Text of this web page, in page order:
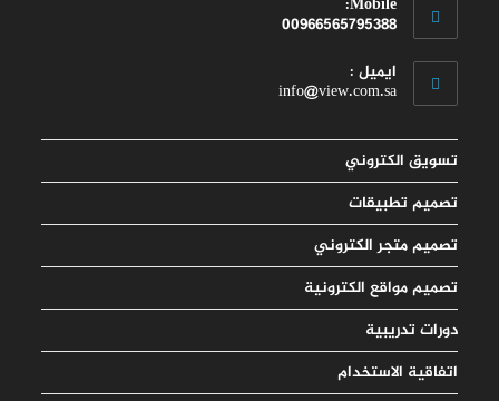
in
your
application
00966565795388
in
your
ايميل :
info@view.com.sa
Opens
تسويق الكتروني
تصميم تطبيقات
تصميم متجر الكتروني
تصميم مواقع الكترونية
دورات تدريبية
اتفاقية الاستخدام